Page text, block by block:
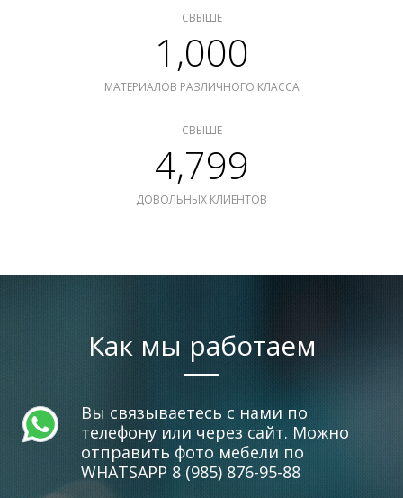
СВЫШЕ
1,000
МАТЕРИАЛОВ РАЗЛИЧНОГО КЛАССА
СВЫШЕ
4,799
ДОВОЛЬНЫХ КЛИЕНТОВ
Как мы работаем
Вы связываетесь с нами по
телефону или через сайт. Можно
отправить фото мебели по
WHATSAPP 8 (985) 876-95-88